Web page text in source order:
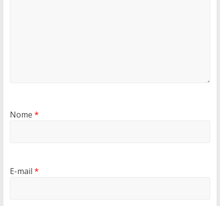
Nome *
E-mail *